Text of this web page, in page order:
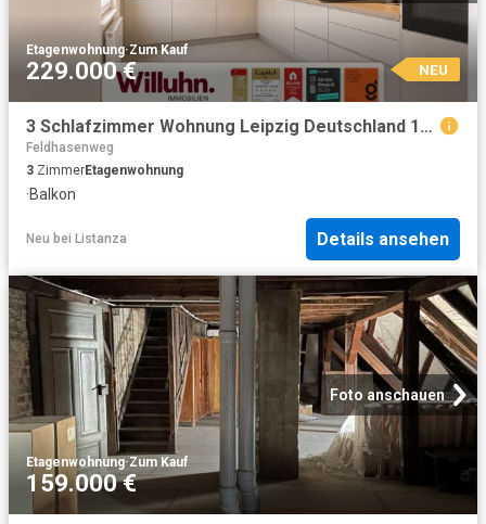
Etagenwohnung·Zum Kauf
229.000 € NEU
3 Schlafzimmer Wohnung Leipzig Deutschland 104797002
Feldhasenweg
3 ZimmerEtagenwohnung
·Balkon
Neu bei Listanza Details ansehen
Foto anschauen
Etagenwohnung·Zum Kauf
159.000 €